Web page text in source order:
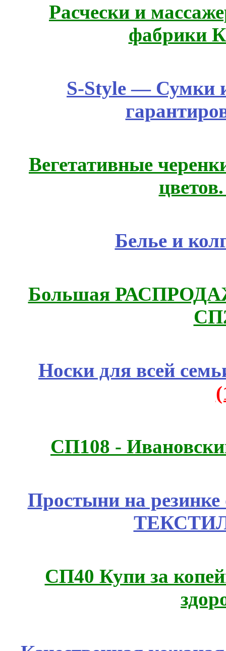
Расчески и
фабрики
S-Style — Сумки
Вегетативные
Белье и
Большая
Носки для всей
СП108 -
Простыни на
СП40 Купи за